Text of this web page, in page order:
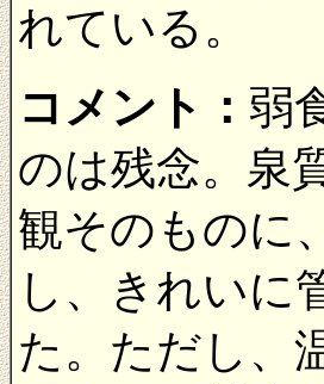
れている。
コメント： 弱
のは残念。泉
観そのものに
し、きれいに
た。ただし、